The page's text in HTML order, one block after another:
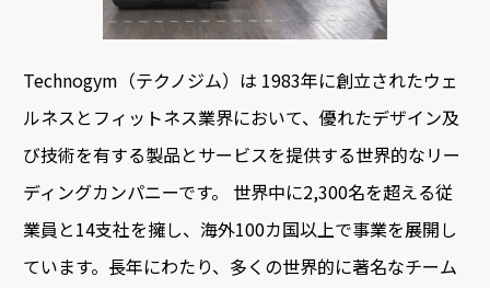
Technogym（テクノジム）は 1983年に創立されたウェ
ルネスとフィットネス業界において、優れたデザイン及
び技術を有する製品とサービスを提供する世界的なリー
ディングカンパニーです。 世界中に2,300名を超える従
業員と14支社を擁し、海外100カ国以上で事業を展開し
ています。長年にわたり、多くの世界的に著名なチーム